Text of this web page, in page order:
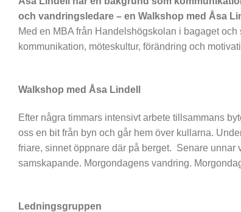
och vandringsledare – en Walkshop med Åsa
Med en MBA från Handelshögskolan i bagaget
kommunikation, möteskultur, förändring och
Walkshop med Åsa Lindell
Efter några timmars intensivt arbete tillsammans
oss en bit från byn och går hem över kullarna.
friare, sinnet öppnare där på berget. Senare
samskapande. Morgondagens vandring.
Ledningsgruppen